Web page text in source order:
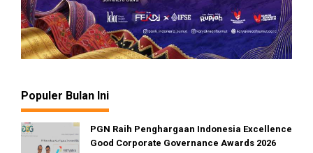
Populer Bulan Ini
PGN Raih Penghargaan Indonesia Excellence
Good Corporate Governance Awards 2026